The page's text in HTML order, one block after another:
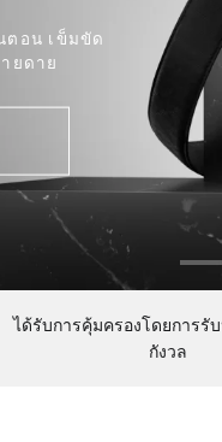
ตอน เข็มขัด
ยดาย
ได้รับการคุ้มครองโดยการรั
กังวล